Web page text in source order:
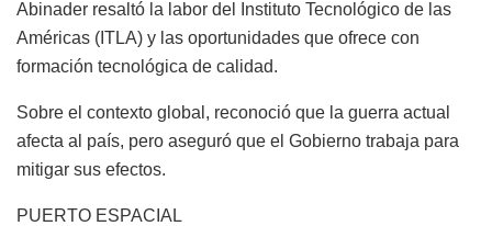
Abinader resaltó la labor del Instituto Tecnológico de las
Américas (ITLA) y las oportunidades que ofrece con
formación tecnológica de calidad.
Sobre el contexto global, reconoció que la guerra actual
afecta al país, pero aseguró que el Gobierno trabaja para
mitigar sus efectos.
PUERTO ESPACIAL